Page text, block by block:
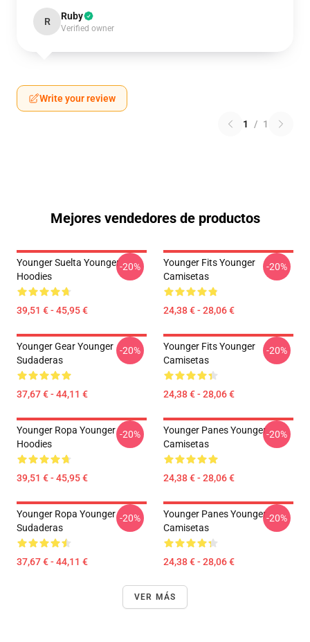
R Ruby
Verified owner
Write your review
1 / 1
Mejores vendedores de productos
Younger Suelta Younger
Hoodies
39,51 € - 45,95 €
-20%
Younger Fits Younger
Camisetas
24,38 € - 28,06 €
-20%
Younger Gear Younger
Sudaderas
37,67 € - 44,11 €
-20%
Younger Fits Younger
Camisetas
24,38 € - 28,06 €
-20%
Younger Ropa Younger
Hoodies
39,51 € - 45,95 €
-20%
Younger Panes Younger
Camisetas
24,38 € - 28,06 €
-20%
Younger Ropa Younger
Sudaderas
37,67 € - 44,11 €
-20%
Younger Panes Younger
Camisetas
24,38 € - 28,06 €
-20%
VER MÁS